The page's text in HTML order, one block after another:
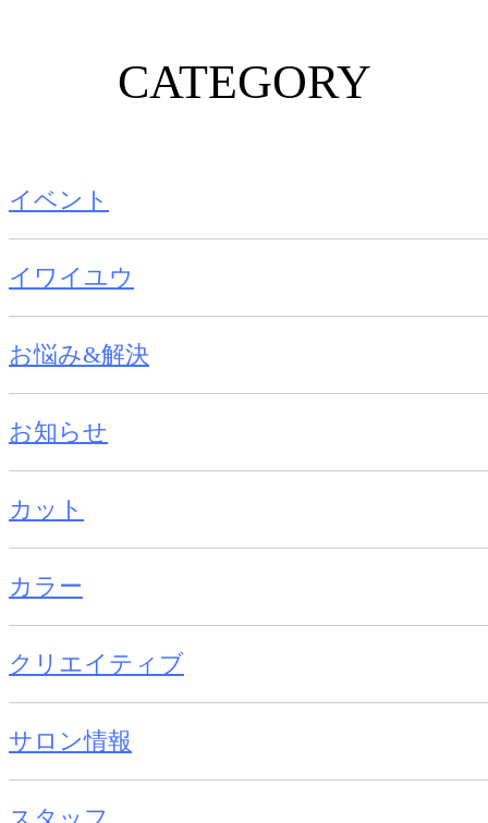
CATEGORY
イベント
イワイユウ
お悩み&解決
お知らせ
カット
カラー
クリエイティブ
サロン情報